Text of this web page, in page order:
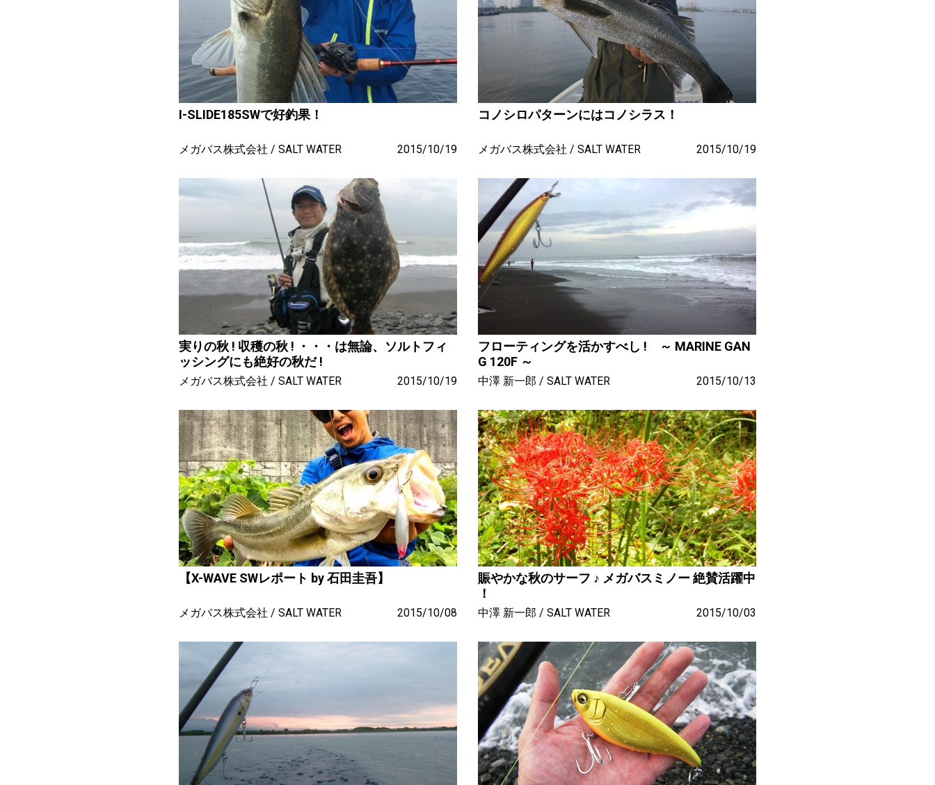
I-SLIDE185SWで好釣果！
メガバス株式会社 SALT WATER 2015/10/19
コノシロパターンにはコノシラス！
メガバス株式会社 SALT WATER 2015/10/19
実りの秋 ! 収穫の秋 ! ・・・は無論、ソルトフィ
ッシングにも絶好の秋だ !
メガバス株式会社 SALT WATER 2015/10/19
フローティングを活かすべし ! ～ MARINE GAN
G 120F ～
中澤 新一郎 SALT WATER 2015/10/13
【X-WAVE SWレポート by 石田圭吾】
メガバス株式会社 SALT WATER 2015/10/08
賑やかな秋のサーフ ♪ メガバスミノー 絶賛活躍中
！
中澤 新一郎 SALT WATER 2015/10/03